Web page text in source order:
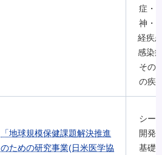
症・
神・
経疾
感染
その
の疾
「地球規模保健課題解決推進
のための研究事業(日米医学協
シー
開発
基礎